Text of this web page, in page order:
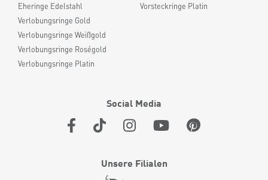
Eheringe Edelstahl
Verlobungsringe Gold
Verlobungsringe Weißgold
Verlobungsringe Roségold
Verlobungsringe Platin
Vorsteckringe Platin
Social Media
Unsere Filialen